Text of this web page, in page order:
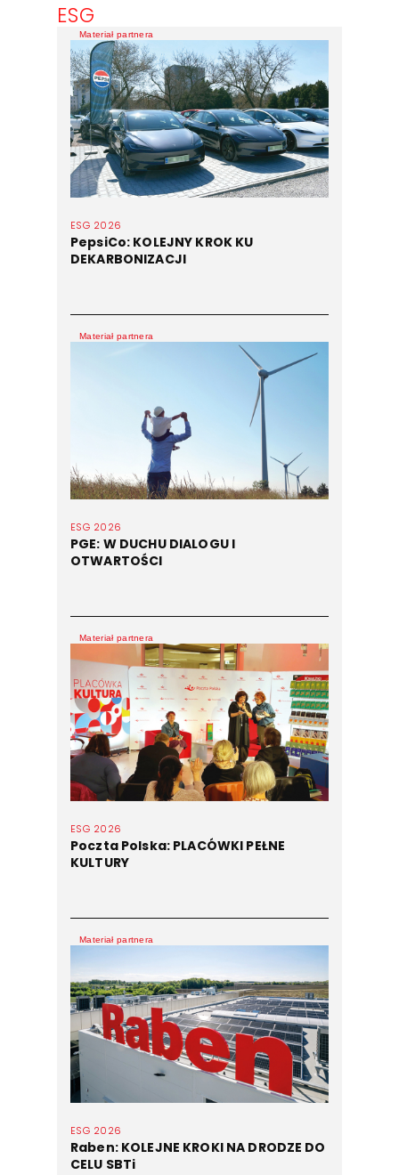
ESG
ESG 2026
PepsiCo: KOLEJNY KROK KU
DEKARBONIZACJI
Materiał partnera
ESG 2026
PGE: W DUCHU DIALOGU I
OTWARTOŚCI
Materiał partnera
ESG 2026
Poczta Polska: PLACÓWKI PEŁNE
KULTURY
Materiał partnera
ESG 2026
Raben: KOLEJNE KROKI NA DRODZE DO
CELU SBTi
Materiał partnera